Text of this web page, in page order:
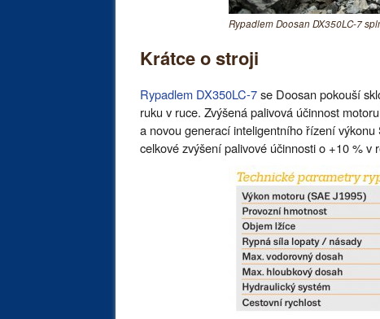
Rypadlem Doosan DX350LC-7
Krátce o stroji
Rypadlem DX350LC-7se Doosan pokouší
ruku v ruce. Zvýšená palivová účinnost
a novou generací inteligentního řízení
celkové zvýšení palivové účinnosti o +10 % v